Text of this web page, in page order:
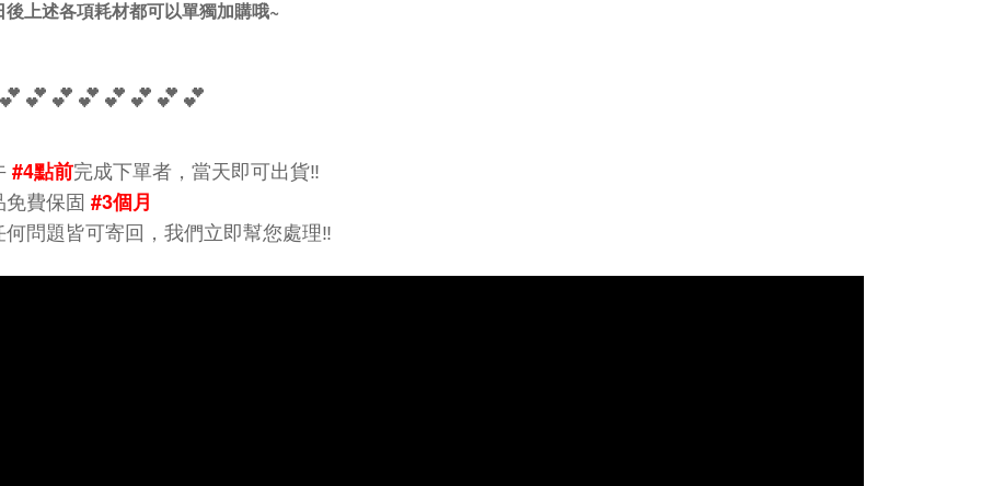
後上述各項耗材都可以單獨加購哦~
#4點前完成下單者，當天即可出貨‼️
免費保固 #3個月
何問題皆可寄回，我們立即幫您處理‼️